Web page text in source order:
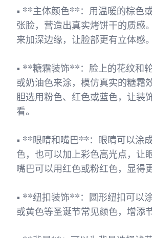
• **主体颜色**：用温暖的棕色
张脸，营造出真实烤饼干的质感
来加深边缘，让脸部更有立体感。
• **糖霜装饰**：脸上的花纹和
或奶油色来涂，模仿真实的糖霜
胆选用粉色、红色或蓝色，让装
看。
• **眼睛和嘴巴**：眼睛可以涂
色，也可以加上彩色高光点，让
嘴巴可以用红色或粉红色，显得
• **纽扣装饰**：圆形纽扣可以
或黄色等圣诞节常见颜色，增添